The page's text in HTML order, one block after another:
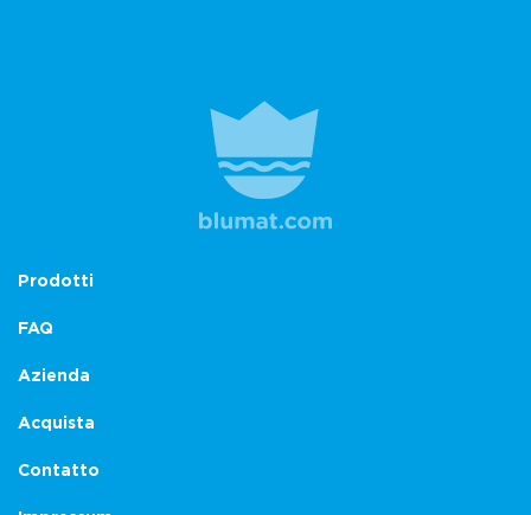
Prodotti
FAQ
Azienda
Acquista
Contatto